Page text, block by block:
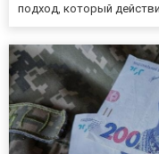
подход, который